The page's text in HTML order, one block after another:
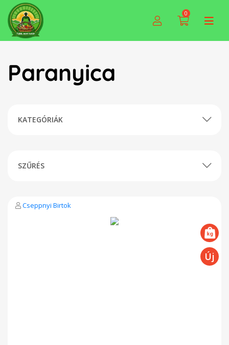
0
Paranyica
KATEGÓRIÁK
SZŰRÉS
Cseppnyi Birtok